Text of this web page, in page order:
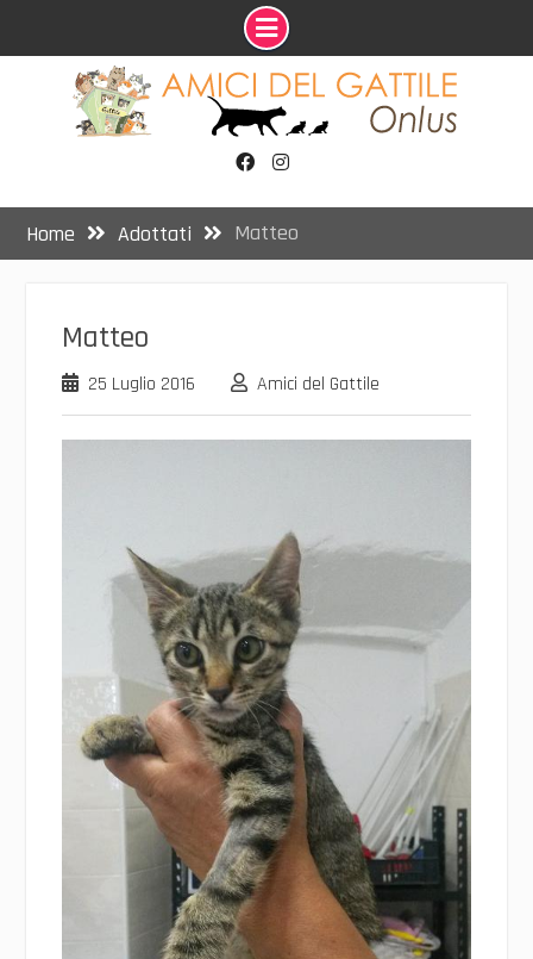
Home
Adottati Matteo
Matteo
25 Luglio 2016 Amici del Gattile